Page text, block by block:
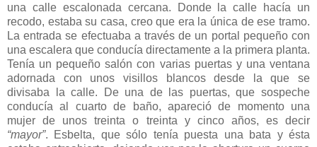
una calle escalonada cercana. Donde la calle hacía un
recodo, estaba su casa, creo que era la única de ese tramo.
La entrada se efectuaba a través de un portal pequeño con
una escalera que conducía directamente a la primera planta.
Tenía un pequeño salón con varias puertas y una ventana
adornada con unos visillos blancos desde la que se
divisaba la calle. De una de las puertas, que sospeche
conducía al cuarto de baño, apareció de momento una
mujer de unos treinta o treinta y cinco años, es decir
“mayor”. Esbelta, que sólo tenía puesta una bata y ésta